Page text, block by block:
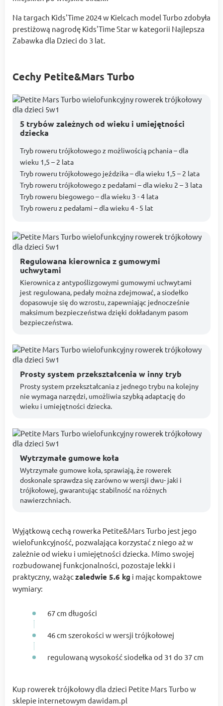
Na targach Kids'Time 2024 w Kielcach model Turbo zdobyła
prestiżową nagrodę Kids'Time Star w kategorii Najlepsza
Zabawka dla Dzieci do 3 lat.
Cechy Petite&Mars Turbo
5 trybów zależnych od wieku i umiejętności
dziecka
Tryb roweru trójkołowego z możliwością pchania – dla
wieku 1,5 – 2 lata
Tryb roweru trójkołowego jeździka – dla wieku 1,5 – 2 lata
Tryb roweru trójkołowego z pedałami – dla wieku 2 – 3 lata
Tryb roweru biegowego – dla wieku 3 - 4 lata
Tryb roweru z pedałami – dla wieku 4 - 5 lat
Regulowana kierownica z gumowymi
uchwytami
Kierownica z antypoślizgowymi gumowymi uchwytami
jest regulowana, pedały można zdejmować, a siodełko
dopasowuje się do wzrostu, zapewniając jednocześnie
maksimum bezpieczeństwa dzięki dokładanym pasom
bezpieczeństwa.
Prosty system przekształcenia w inny tryb
Prosty system przekształcania z jednego trybu na kolejny
nie wymaga narzędzi, umożliwia szybką adaptację do
wieku i umiejętności dziecka.
Wytrzymałe gumowe koła
Wytrzymałe gumowe koła, sprawiają, że rowerek
doskonale sprawdza się zarówno w wersji dwu- jaki i
trójkołowej, gwarantując stabilność na różnych
nawierzchniach.
Wyjątkową cechą rowerka Petite&Mars Turbo jest jego
wielofunkcyjność, pozwalająca korzystać z niego aż w
zależnie od wieku i umiejętności dziecka. Mimo swojej
rozbudowanej funkcjonalności, pozostaje lekki i
praktyczny, ważączaledwie 5.6 kg i mając kompaktowe
wymiary:
67 cm długości
46 cm szerokości w wersji trójkołowej
regulowaną wysokość siodełka od 31 do 37 cm
Kup rowerek trójkołowy dla dzieci Petite Mars Turbo w
sklepie internetowym dawidam.pl